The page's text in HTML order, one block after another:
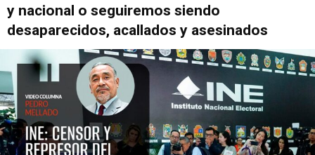
y nacional o seguiremos siendo
desaparecidos, acallados y asesinados